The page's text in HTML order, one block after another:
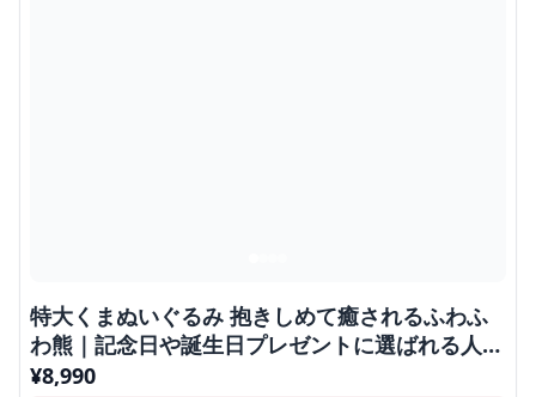
特大くまぬいぐるみ 抱きしめて癒されるふわふ
わ熊｜記念日や誕生日プレゼントに選ばれる人気
ぬいぐるみ
¥8,990